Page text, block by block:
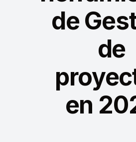
de
de
en